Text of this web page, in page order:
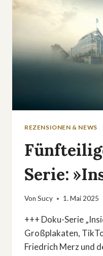
HINTER
LIVER
KING
REZENSIONEN & NEWS
Serie:
Von Sucy 1. Mai 2025
+++ Doku-Serie
Großplakaten,
Friedrich Merz und